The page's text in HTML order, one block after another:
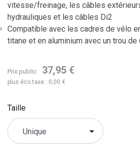
vitesse/freinage, les câbles
hydrauliques et les câbles Di2
Compatible avec les cadres de vélo
titane et en aluminium avec un trou de
Prix public 37,95 €
plus éco taxe : 0,00 €
Taille